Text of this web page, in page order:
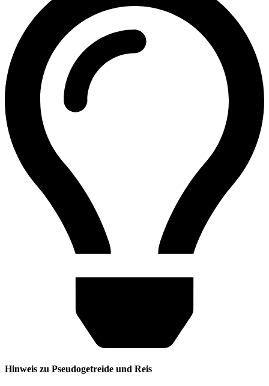
Hinweis zu Pseudogetreide und Reis